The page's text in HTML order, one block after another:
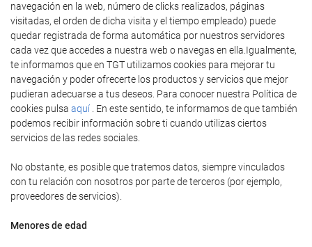
navegación en la web, número de clicks realizados, páginas
visitadas, el orden de dicha visita y el tiempo empleado) puede
quedar registrada de forma automática por nuestros servidores
cada vez que accedes a nuestra web o navegas en ella.Igualmente,
te informamos que en TGT utilizamos cookies para mejorar tu
navegación y poder ofrecerte los productos y servicios que mejor
pudieran adecuarse a tus deseos. Para conocer nuestra Política de
cookies pulsa aquí . En este sentido, te informamos de que también
podemos recibir información sobre ti cuando utilizas ciertos
servicios de las redes sociales.
No obstante, es posible que tratemos datos, siempre vinculados
con tu relación con nosotros por parte de terceros (por ejemplo,
proveedores de servicios).
Menores de edad